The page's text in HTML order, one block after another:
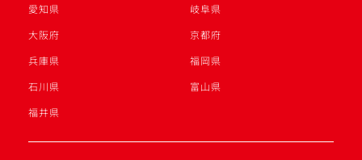
愛知県
岐阜県
大阪府
京都府
兵庫県
福岡県
石川県
富山県
福井県